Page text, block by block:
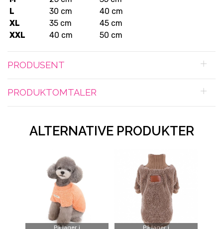
L
30 cm
40 cm
XL
35 cm
45 cm
XXL
40 cm 50 cm
PRODUSENT
PRODUKTOMTALER
ALTERNATIVE PRODUKTER
På lager i På lager i